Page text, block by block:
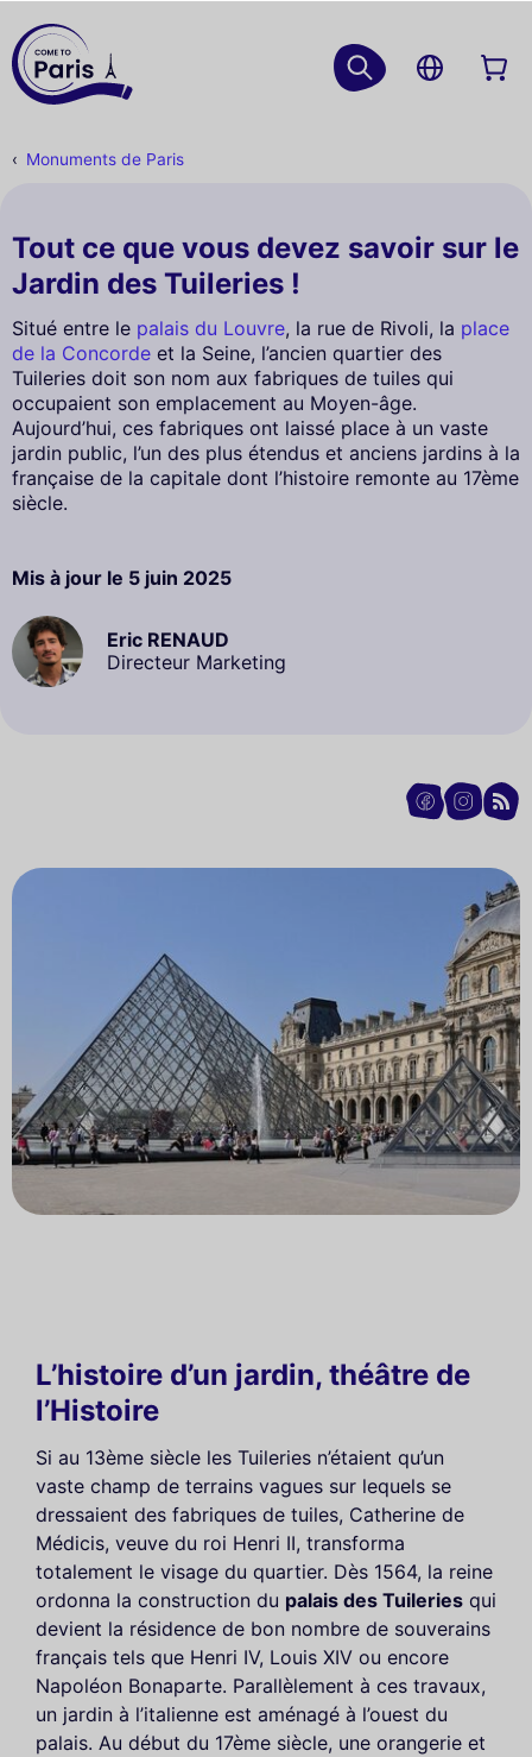
Monuments de Paris
Tout ce que vous devez savoir sur le
Jardin des Tuileries !
Situé entre le palais du Louvre, la rue de Rivoli, la place
de la Concorde et la Seine, l’ancien quartier des
Tuileries doit son nom aux fabriques de tuiles qui
occupaient son emplacement au Moyen-âge.
Aujourd’hui, ces fabriques ont laissé place à un vaste
jardin public, l’un des plus étendus et anciens jardins à la
française de la capitale dont l’histoire remonte au 17ème
siècle.
Mis à jour le 5 juin 2025
Eric RENAUD
Directeur Marketing
L’histoire d’un jardin, théâtre de
l’Histoire
Si au 13ème siècle les Tuileries n’étaient qu’un
vaste champ de terrains vagues sur lequels se
dressaient des fabriques de tuiles, Catherine de
Médicis, veuve du roi Henri II, transforma
totalement le visage du quartier. Dès 1564, la reine
ordonna la construction du palais des Tuileries qui
devient la résidence de bon nombre de souverains
français tels que Henri IV, Louis XIV ou encore
Napoléon Bonaparte. Parallèlement à ces travaux,
un jardin à l’italienne est aménagé à l’ouest du
palais. Au début du 17ème siècle, une orangerie et